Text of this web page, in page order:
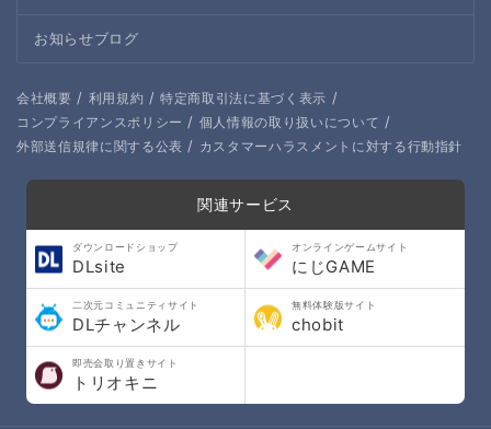
お知らせブログ
会社概要 / 利用規約 / 特定商取引法に基づく表示 /
コンプライアンスポリシー / 個人情報の取り扱いについて /
外部送信規律に関する公表 / カスタマーハラスメントに対する行動指針
関連サービス
ダウンロードショップ
DLsite
オンラインゲームサイト
にじGAME
二次元コミュニティサイト
DLチャンネル
無料体験版サイト
chobit
即売会取り置きサイト
トリオキニ